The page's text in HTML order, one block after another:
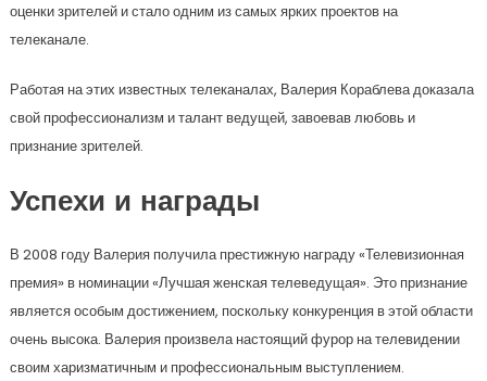
оценки зрителей и стало одним из самых ярких проектов на
телеканале.
Работая на этих известных телеканалах, Валерия Кораблева доказала
свой профессионализм и талант ведущей, завоевав любовь и
признание зрителей.
Успехи и награды
В 2008 году Валерия получила престижную награду «Телевизионная
премия» в номинации «Лучшая женская телеведущая». Это признание
является особым достижением, поскольку конкуренция в этой области
очень высока. Валерия произвела настоящий фурор на телевидении
своим харизматичным и профессиональным выступлением.